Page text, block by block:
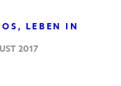
LEBEN IN
2017